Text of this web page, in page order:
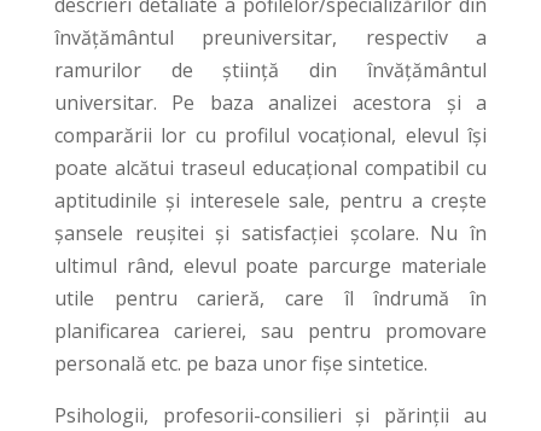
învățământul preuniversitar, respectiv a
ramurilor de știință din învățământul
universitar. Pe baza analizei acestora și a
comparării lor cu profilul vocațional, elevul își
poate alcătui traseul educațional compatibil cu
aptitudinile și interesele sale, pentru a crește
șansele reușitei și satisfacției școlare. Nu în
ultimul rând, elevul poate parcurge materiale
utile pentru carieră, care îl îndrumă în
planificarea carierei, sau pentru promovare
personală etc. pe baza unor fișe sintetice.
Psihologii, profesorii-consilieri și părinții au